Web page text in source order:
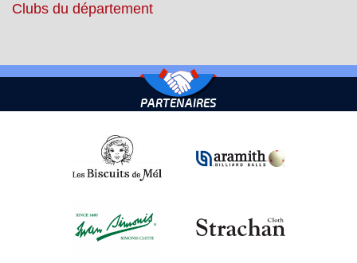
Pays de la Loire
Clubs du département
PARTENAIRES